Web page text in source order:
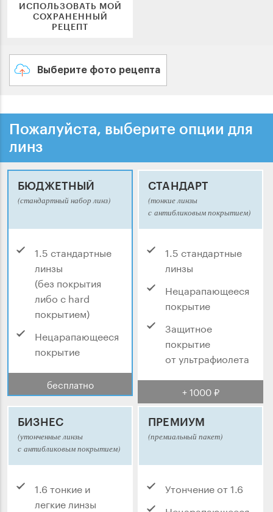
ИСПОЛЬЗОВАТЬ МОЙ
СОХРАНЕННЫЙ
РЕЦЕПТ
Выберите фото рецепта
Пожалуйста, выберите опции для
линз
БЮДЖЕТНЫЙ
(стандартный набор линз)
1.5 стандартные
линзы
(без покрытия
либо с hard
покрытием)
Нецарапающееся
покрытие
бесплатно
СТАНДАРТ
(тонкие линзы
с антибликовым покрытием)
1.5 стандартные
линзы
Нецарапающееся
покрытие
Защитное
покрытие
от ультрафиолета
+ 1000 ₽
БИЗНЕС
(утонченные линзы
с антибликовым покрытием)
1.6 тонкие и
легкие линзы
ПРЕМИУМ
(премиальный пакет)
Утончение от 1.6